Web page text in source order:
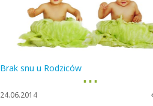
Brak snu u Rodziców
▪ ▪ ▪
24.06.2014